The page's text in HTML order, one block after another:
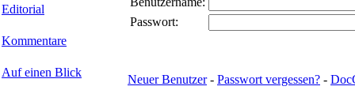
Editorial
Kommentare
Auf einen Blick
Passwort:
Neuer Benutzer- Passwort vergessen? -